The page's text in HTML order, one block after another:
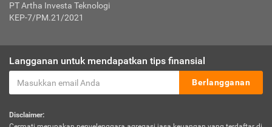
PT Artha Investa Teknologi
KEP-7/PM.21/2021
Langganan untuk mendapatkan tips finansial
Berlangganan
Disclaimer: